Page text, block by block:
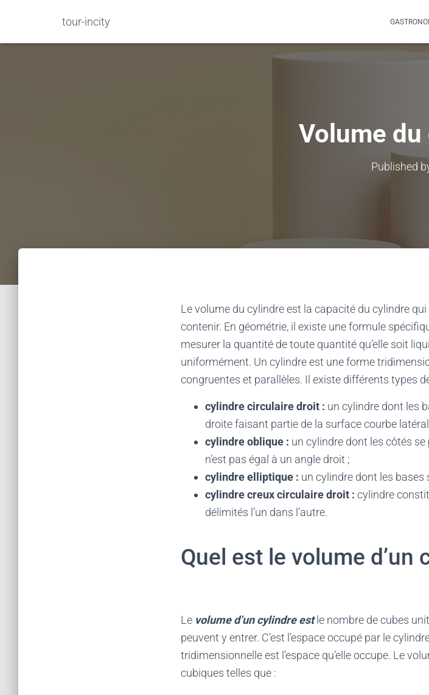
tour-incity
Volume
Published
Le volume du cylindre est la capacité du cylindre
contenir. En géométrie, il existe une formule
mesurer la quantité de toute quantité qu’elle soit
uniformément. Un cylindre est une forme
congruentes et parallèles. Il existe différents types
cylindre circulaire droit : un cylindre dont les
droite faisant partie de la surface courbe
cylindre oblique : un cylindre dont les côtés
n’est pas égal à un angle droit ;
cylindre elliptique : un cylindre dont les bases
cylindre creux circulaire droit : cylindre
délimités l’un dans l’autre.
Quel est le volume d’un
Le volume d’un cylindre estle nombre de cubes
peuvent y entrer. C’est l’espace occupé par le
tridimensionnelle est l’espace qu’elle occupe. Le
cubiques telles que :